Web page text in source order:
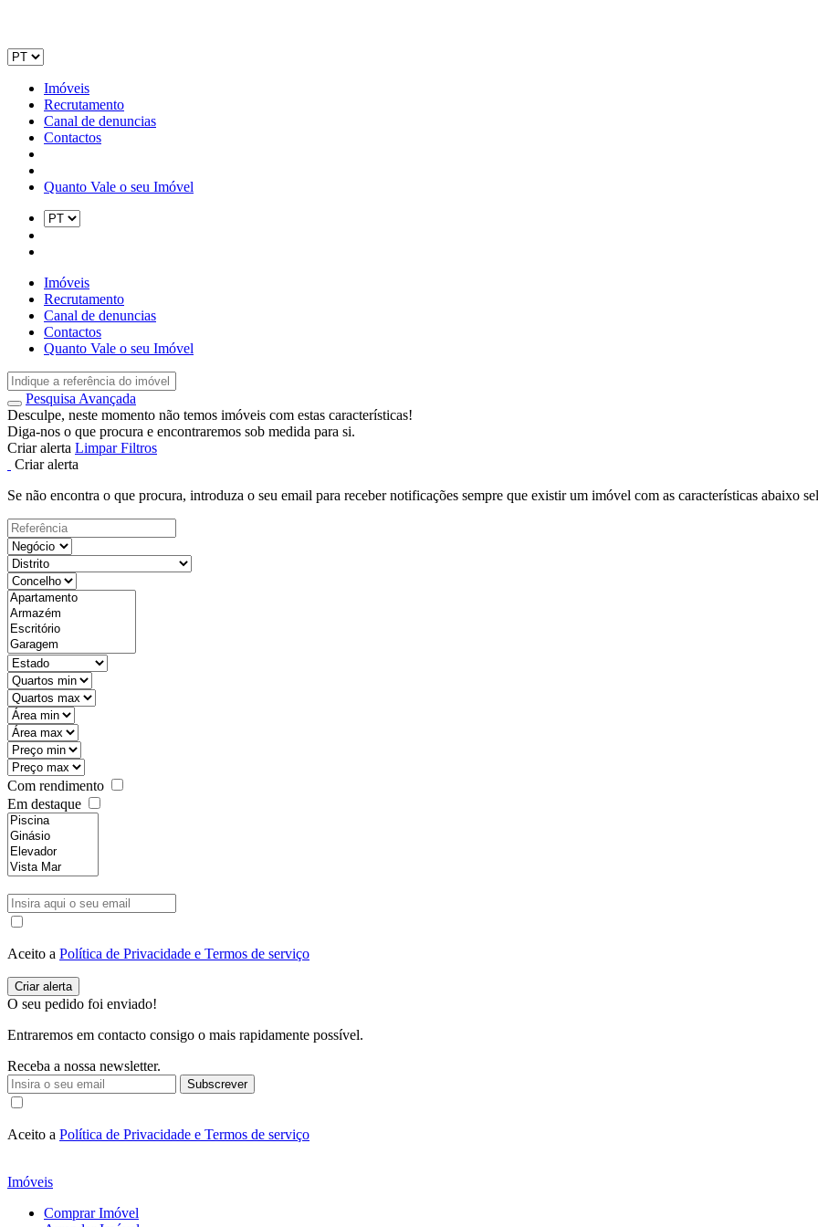
Imóveis
Recrutamento
Canal de denuncias
Contactos
Quanto Vale o seu Imóvel
Imóveis
Recrutamento
Canal de denuncias
Contactos
Quanto Vale o seu Imóvel
Pesquisa Avançada
Desculpe, neste momento não temos imóveis com estas características!
Diga-nos o que procura e encontraremos sob medida para si.
Criar alerta Limpar Filtros
Criar alerta
Se não encontra o que procura, introduza o seu email para receber notificações sempre que existir um imóvel com as características abaixo
Com rendimento
Em destaque
Aceito a Política de Privacidade e Termos de serviço
O seu pedido foi enviado!
Entraremos em contacto consigo o mais rapidamente possível.
Receba a nossa newsletter.
Subscrever
Aceito a Política de Privacidade e Termos de serviço
Imóveis
Comprar Imóvel